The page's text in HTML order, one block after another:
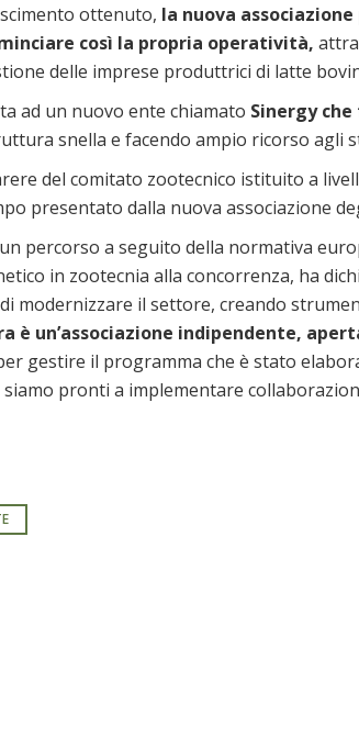
ottenuto, la nuova
così la propria operatività,
delle imprese produttrici di latte
ad un nuovo ente chiamato Sinergy
snella e facendo ampio ricorso agli
del comitato zootecnico istituito a
presentato dalla nuova associazione
percorso a seguito della normativa
in zootecnia alla concorrenza, ha
modernizzare il settore, creando
è un’associazione indipendente,
gestire il programma che è stato
pronti a implementare